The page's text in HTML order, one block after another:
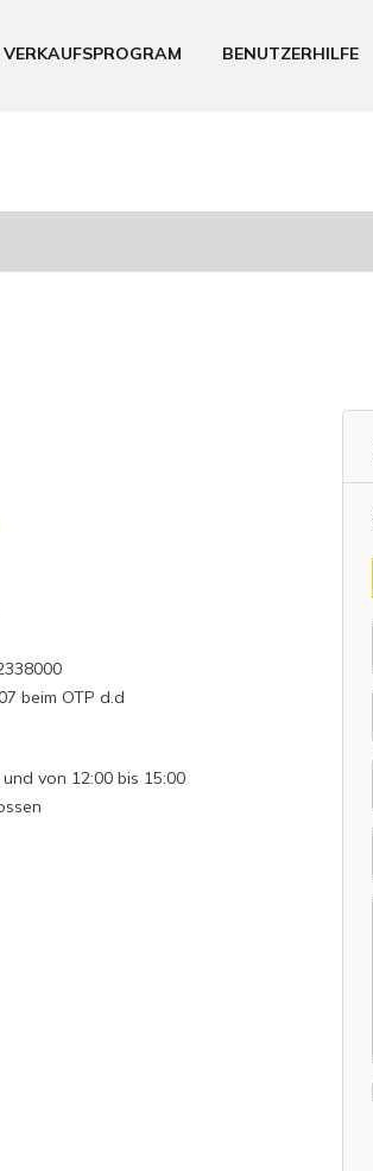
VERKAUFSPROGRAM BENUTZERHILFE
beim OTP d.d
von 12:00 bis 15:00